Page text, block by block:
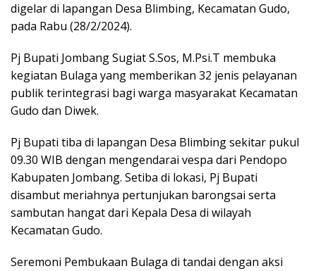
digelar di lapangan Desa Blimbing, Kecamatan Gudo,
pada Rabu (28/2/2024).
Pj Bupati Jombang Sugiat S.Sos, M.Psi.T membuka
kegiatan Bulaga yang memberikan 32 jenis pelayanan
publik terintegrasi bagi warga masyarakat Kecamatan
Gudo dan Diwek.
Pj Bupati tiba di lapangan Desa Blimbing sekitar pukul
09.30 WIB dengan mengendarai vespa dari Pendopo
Kabupaten Jombang. Setiba di lokasi, Pj Bupati
disambut meriahnya pertunjukan barongsai serta
sambutan hangat dari Kepala Desa di wilayah
Kecamatan Gudo.
Seremoni Pembukaan Bulaga di tandai dengan aksi